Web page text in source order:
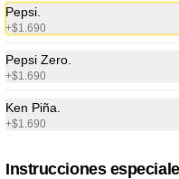
Pepsi.
+$1.690
Pepsi Zero.
+$1.690
Ken Piña.
+$1.690
Instrucciones